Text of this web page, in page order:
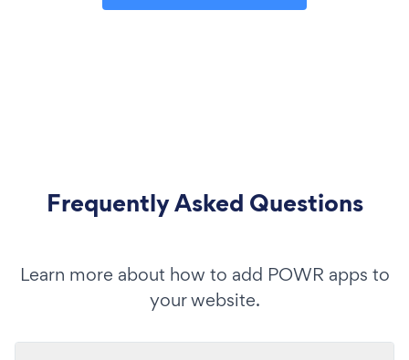
Frequently Asked Questions
Learn more about how to add POWR apps to
your website.